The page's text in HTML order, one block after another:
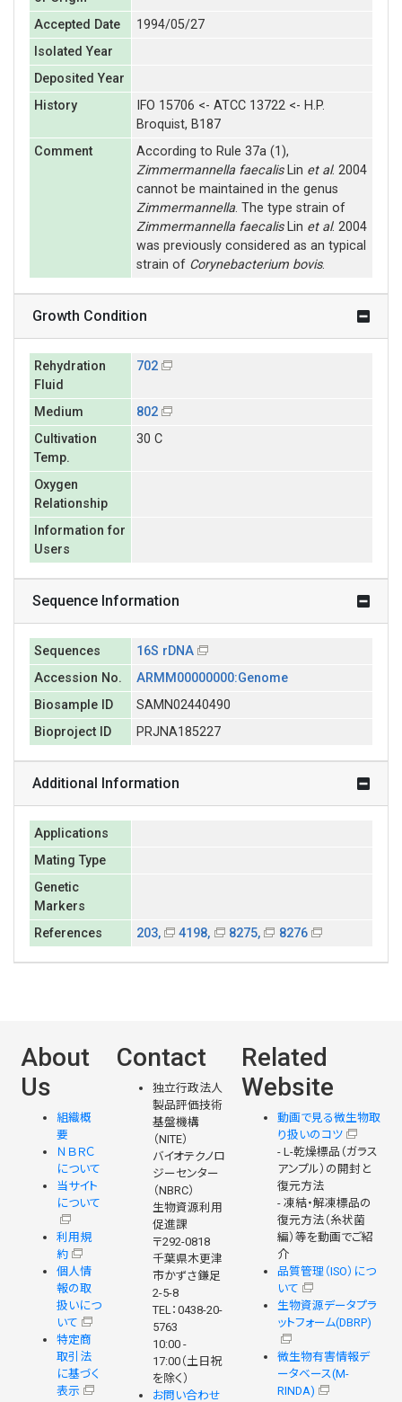
Accepted Date
1994/05/27
Isolated Year
Deposited Year
History
IFO 15706 <- ATCC 13722 <- H.P.
Broquist, B187
Comment
According to Rule 37a (1),
Zimmermannella faecalisLin et al. 2004
cannot be maintained in the genus
Zimmermannella. The type strain of
Zimmermannella faecalisLin et al. 2004
was previously considered as an typical
strain of Corynebacterium bovis.
Growth Condition
Rehydration
Fluid
702
Medium
802
Cultivation
Temp.
30 C
Oxygen
Relationship
Information for
Users
Sequence Information
Sequences
16S rDNA
Accession No.
ARMM00000000:Genome
Biosample ID
SAMN02440490
Bioproject ID
PRJNA185227
Additional Information
Applications
Mating Type
Genetic
Markers
References
203, 4198, 8275, 8276
About
Us
組織概
要
ＮＢＲＣ
について
当サイト
について
利用規
約
個人情
報の取
扱いにつ
いて
特定商
取引法
に基づく
表示
Contact
独立行政法人
製品評価技術
基盤機構
（NITE）
バイオテクノロ
ジーセンター
（NBRC）
生物資源利用
促進課
〒292-0818
千葉県木更津
市かずさ鎌足
2-5-8
TEL：0438-20-
5763
10:00 -
17:00（土日祝
を除く）
お問い合わせ
Related
Website
動画で見る微生物取
り扱いのコツ
- L-乾燥標品（ガラス
アンプル）の開封と
復元方法
- 凍結・解凍標品の
復元方法（糸状菌
編）等を動画でご紹
介
品質管理（ISO）につ
いて
生物資源データプラ
ットフォーム(DBRP)
微生物有害情報デ
ータベース(M-
RINDA)